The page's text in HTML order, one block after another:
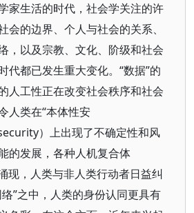
家生活的时代，社会学关注的许
会的边界、个人与社会的关系、
，以及宗教、文化、阶级和社会
代都已发生重大变化。“数据”的
人工性正在改变社会秩序和社会
人类在“本体性安
）上出现了不确定性和风
的发展，各种人机复合体
现，人类与非人类行动者日益纠
”之中，人类的身份认同更具有